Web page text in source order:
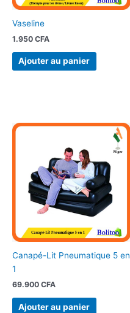
Vaseline
1.950 CFA
Ajouter au panier
Canapé-Lit Pneumatique 5 en
1
69.900 CFA
Ajouter au panier